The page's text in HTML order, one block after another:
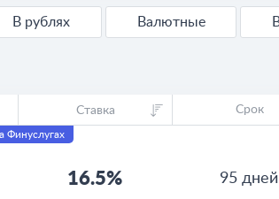
В рублях Валютные
Ставка Срок
Финуслугах
16.5% 95 дней